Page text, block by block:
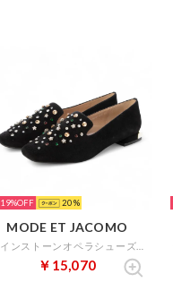
19% 20
MODE ET JACOMO
￥15,070